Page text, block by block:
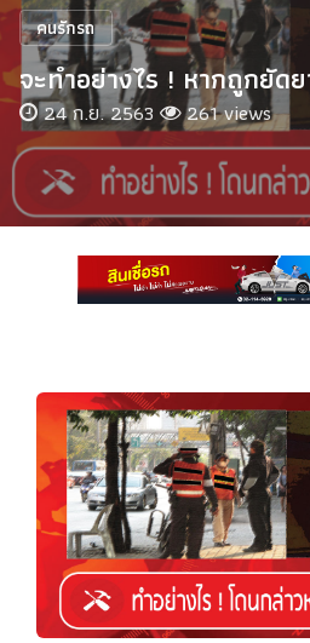
คนรักรถ
จะทำอย่างไร ! หากถูกยัด
24 ก.ย. 2563 261 views